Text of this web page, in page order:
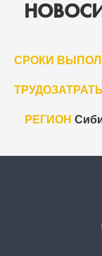
СРОКИ
РЕГИОН